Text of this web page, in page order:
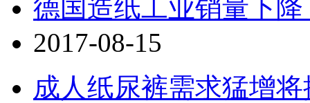
德国造纸工业销量下
2017-08-15
成人纸尿裤需求猛增